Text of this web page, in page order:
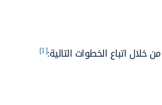
اتباع الخطوات التالية:[1]